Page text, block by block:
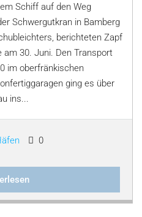
Schiff auf den Weg
Schwergutkran in Bamberg
berichteten Zapf
am 30. Juni. Den Transport
im oberfränkischen
ging es über
ins...
0